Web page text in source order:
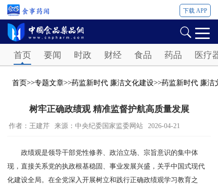
下载 APP
首页 要闻 时政 财经 食品 药品 医疗
首页>>专题文章>>药监新时代 廉洁文化建设>>药监新时代 廉洁
树牢正确政绩观 精准监督护航高质量发展
作者：王建芹 来源：中央纪委国家监委网站 2026-04-21
政绩观是领导干部党性修养、政治立场、宗旨意识的集中体
现，直接关系党的执政根基稳固、事业发展兴盛，关乎中国式现代
化建设全局。在全党深入开展树立和践行正确政绩观学习教育之